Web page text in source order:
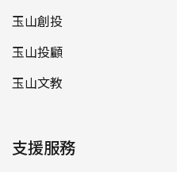
玉山創投
玉山投顧
玉山文教
支援服務